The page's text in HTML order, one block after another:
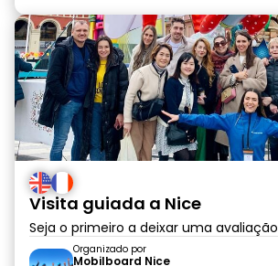
Visita guiada a Nice
Seja o primeiro a deixar uma avaliação
Organizado por
Mobilboard Nice